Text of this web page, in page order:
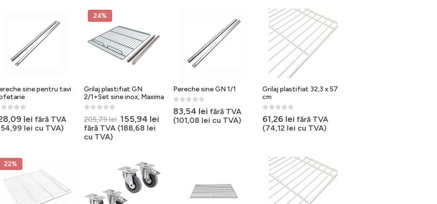
sine pentru tavi
of 5 lei fără TVA
lei cu TVA)
24%
Grilaj plastifiat GN
2/1+Set sine inox, Maxima
205,79lei Prețul
inițial
155,94 lei Prețul
curent
fără TVA (188,68 lei
cu TVA)
Pereche sine GN 1/1
0out of 5
83,54 lei fără TVA
(101,08 lei cu TVA)
Grilaj plastifiat 32,3 x 57
cm
0out of 5
61,26 lei fără TVA
(74,12 lei cu TVA)
22%